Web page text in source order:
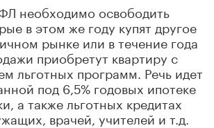
необходимо освободить
в этом же году купят другое
рынке или в течение года
приобретут квартиру с
льготных программ. Речь идет
под 6,5% годовых ипотеке
а также льготных кредитах
врачей, учителей и т.д.